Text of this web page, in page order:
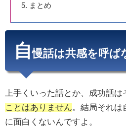
まとめ
自慢話は共感を呼ば
上手くいった話とか、成功話
ことはありません。結局それは
に面白くないんですよ。